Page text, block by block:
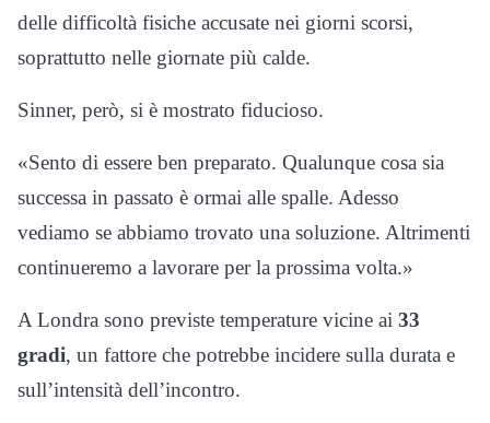
delle difficoltà fisiche accusate nei giorni scorsi,
soprattutto nelle giornate più calde.
Sinner, però, si è mostrato fiducioso.
«Sento di essere ben preparato. Qualunque cosa sia
successa in passato è ormai alle spalle. Adesso
vediamo se abbiamo trovato una soluzione. Altrimenti
continueremo a lavorare per la prossima volta.»
A Londra sono previste temperature vicine ai 33
gradi, un fattore che potrebbe incidere sulla durata e
sull’intensità dell’incontro.